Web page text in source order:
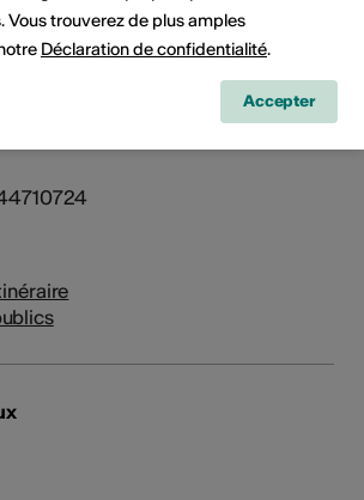
Vous trouverez de plus amples
Déclaration de confidentialité.
Accepter